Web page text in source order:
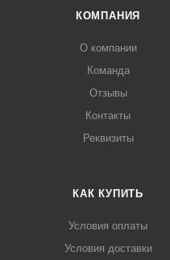
КОМПАНИЯ
О компании
Команда
Отзывы
Контакты
Реквизиты
КАК КУПИТЬ
Условия оплаты
Условия доставки